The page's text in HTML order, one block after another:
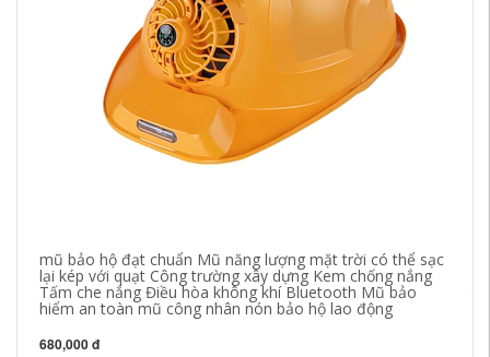
mũ bảo hộ đạt chuẩn Mũ năng lượng mặt trời có thể sạc
lại kép với quạt Công trường xây dựng Kem chống nắng
Tấm che nắng Điều hòa không khí Bluetooth Mũ bảo
hiểm an toàn mũ công nhân nón bảo hộ lao động
680,000 đ